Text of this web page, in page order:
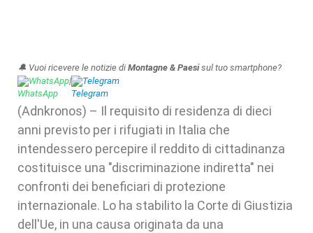
🔔 Vuoi ricevere le notizie di Montagne & Paesisul tuo smartphone?
WhatsApp| Telegram
(Adnkronos) – Il requisito di residenza di dieci
anni previsto per i rifugiati in Italia che
intendessero percepire il reddito di cittadinanza
costituisce una "discriminazione indiretta" nei
confronti dei beneficiari di protezione
internazionale. Lo ha stabilito la Corte di Giustizia
dell'Ue, in una causa originata da una